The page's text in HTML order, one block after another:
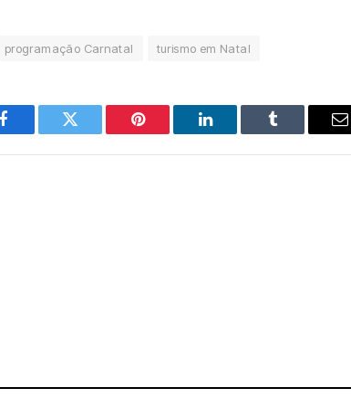
programação Carnatal turismo em Natal
Facebook Twitter Pinterest LinkedIn Tumblr